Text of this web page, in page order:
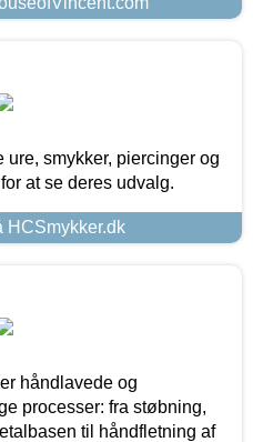
smykker, piercinger og
at se deres udvalg.
HCSmykker.dk
håndlavede og
processer: fra støbning,
til håndfletning af